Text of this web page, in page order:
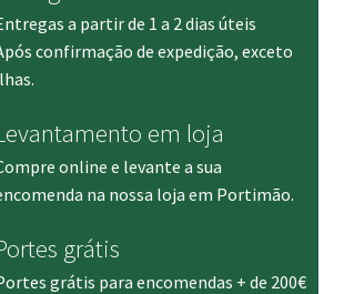
a partir de 1 a 2 dias úteis
confirmação de expedição, exceto
em loja
online e levante a sua
na nossa loja em Portimão.
grátis
grátis para encomendas + de 200€